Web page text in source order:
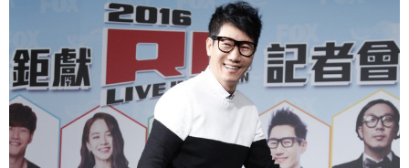
公益 军事
富媒体 摄影 新华广播
新华电视中文 新华电视英文 返回PC